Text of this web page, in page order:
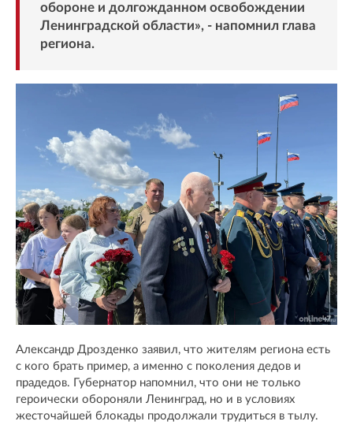
обороне и долгожданном освобождении
Ленинградской области», - напомнил глава
региона.
Александр Дрозденко заявил, что жителям региона есть
с кого брать пример, а именно с поколения дедов и
прадедов. Губернатор напомнил, что они не только
героически обороняли Ленинград, но и в условиях
жесточайшей блокады продолжали трудиться в тылу.